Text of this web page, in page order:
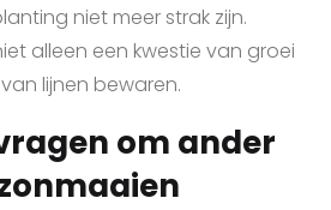
niet meer strak zijn.
alleen een kwestie van groei
lijnen bewaren.
om ander